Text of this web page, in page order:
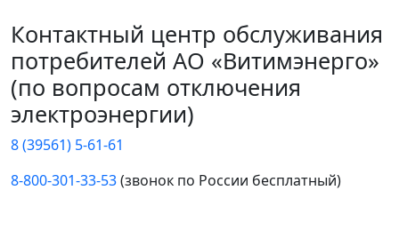
Контактный центр обслуживания
потребителей АО «Витимэнерго»
(по вопросам отключения
электроэнергии)
8 (39561) 5-61-61
8-800-301-33-53(звонок по России бесплатный)